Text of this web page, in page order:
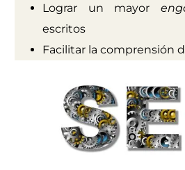
Lograr un mayor
escritos
Facilitar la comprensión